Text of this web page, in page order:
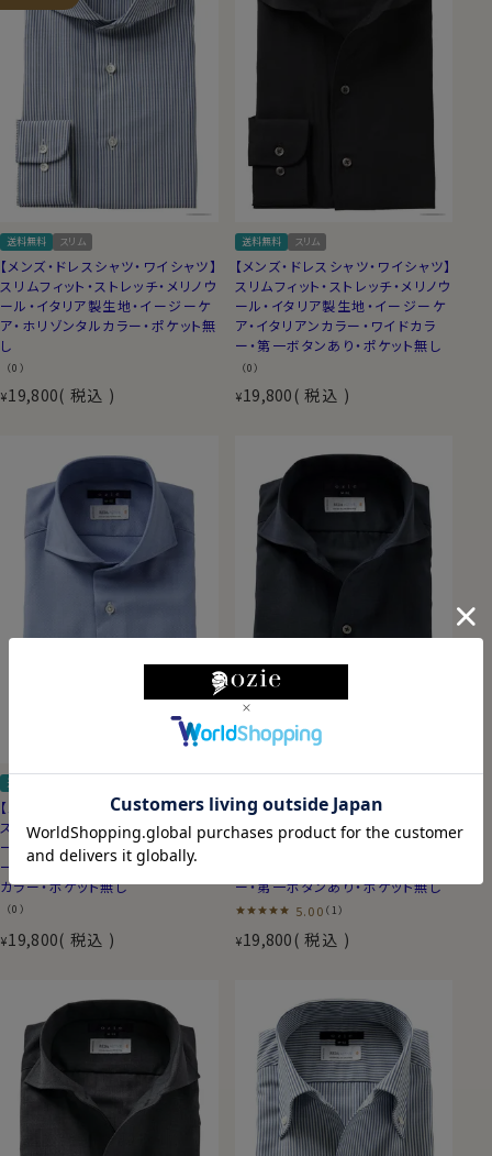
送料無料 スリム
【メンズ・ドレスシャツ・ワイシャツ】
スリムフィット・ストレッチ・メリノウ
ール・イタリア製生地・イージーケ
ア・ホリゾンタルカラー・ポケット無
し
（0）
¥19,800 税込
送料無料 スリム
【メンズ・ドレスシャツ・ワイシャツ】
スリムフィット・ストレッチ・メリノウ
ール・イタリア製生地・イージーケ
ア・イタリアンカラー・ワイドカラ
ー・第一ボタンあり・ポケット無し
（0）
¥19,800 税込
送料無料
【メンズ・ドレスシャツ・ワイシャツ】
スリムフィット・ストレッチ・メリノウ
ール・イタリア製生地・オックスフォ
ード・イージーケア・ホリゾンタル
カラー・ポケット無し
（0）
¥19,800 税込
【メンズ・ドレスシャツ・ワイシャツ】
スリムフィット・ストレッチ・メリノウ
ール・イタリア製生地・イージーケ
ー・第一ボタンあり・ポケット無し
5.00 （1）
¥19,800 税込